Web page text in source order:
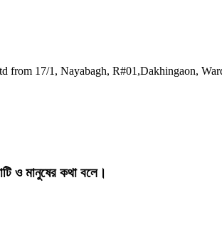
17/1, Nayabagh, R#01,Dakhingaon,
ও মানুষের কথা বলে।